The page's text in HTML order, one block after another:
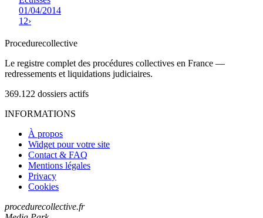
01/04/2014
1 2›
Procedurecollective
Le registre complet des procédures collectives en France —
redressements et liquidations judiciaires.
369.122 dossiers actifs
INFORMATIONS
À propos
Widget pour votre site
Contact & FAQ
Mentions légales
Privacy
Cookies
procedurecollective.fr